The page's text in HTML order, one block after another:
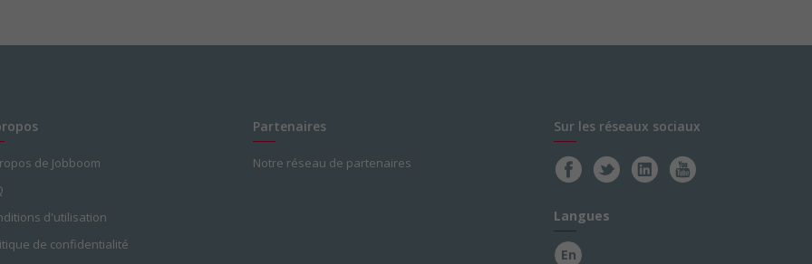
de Jobboom
d'utilisation
de confidentialité
Partenaires
Notre réseau de partenaires
Sur les réseaux sociaux
Langues
En